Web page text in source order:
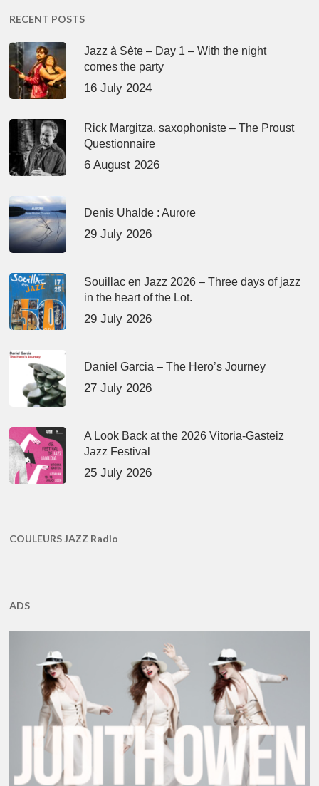
RECENT POSTS
Jazz à Sète – Day 1 – With the night
comes the party
16 July 2024
Rick Margitza, saxophoniste – The Proust
Questionnaire
6 August 2026
Denis Uhalde : Aurore
29 July 2026
Souillac en Jazz 2026 – Three days of jazz
in the heart of the Lot.
29 July 2026
Daniel Garcia – The Hero’s Journey
27 July 2026
A Look Back at the 2026 Vitoria-Gasteiz
Jazz Festival
25 July 2026
COULEURS JAZZ Radio
ADS